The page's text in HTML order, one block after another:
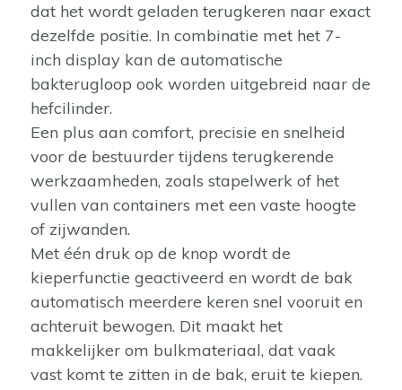
dat het wordt geladen terugkeren naar exact
dezelfde positie. In combinatie met het 7-
inch display kan de automatische
bakterugloop ook worden uitgebreid naar de
hefcilinder.
Een plus aan comfort, precisie en snelheid
voor de bestuurder tijdens terugkerende
werkzaamheden, zoals stapelwerk of het
vullen van containers met een vaste hoogte
of zijwanden.
Met één druk op de knop wordt de
kieperfunctie geactiveerd en wordt de bak
automatisch meerdere keren snel vooruit en
achteruit bewogen. Dit maakt het
makkelijker om bulkmateriaal, dat vaak
vast komt te zitten in de bak, eruit te kiepen.